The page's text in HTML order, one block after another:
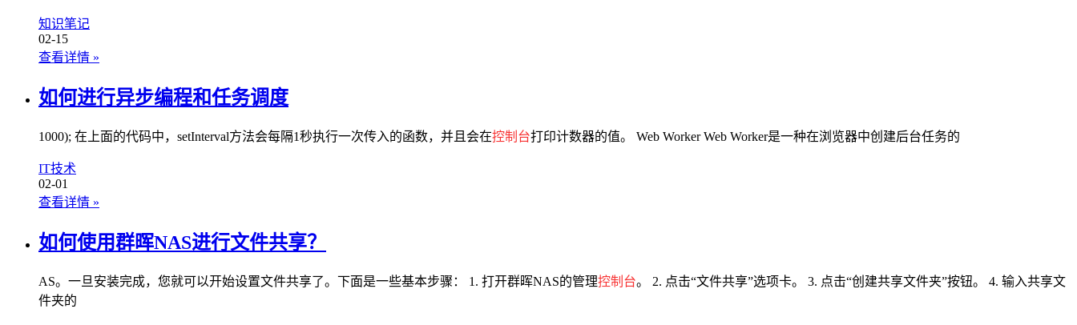
知识笔记
02-15
查看详情 »
如何进行异步编程和任务调度
1000); 在上面的代码中，setInterval方法会每隔1秒执行一次传入的函数，并且会在控制台打印计数器的值。 Web Worker Web Worker是一种在浏览器中创建后台任务的
IT技术
02-01
查看详情 »
如何使用群晖NAS进行文件共享？
AS。一旦安装完成，您就可以开始设置文件共享了。下面是一些基本步骤： 1. 打开群晖NAS的管理控制台。 2. 点击“文件共享”选项卡。 3. 点击“创建共享文件夹”按钮。 4. 输入共享文
件夹的